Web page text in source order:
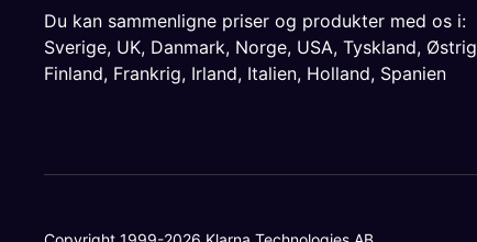
Du kan sammenligne priser og produkter med os i:
Sverige, UK, Danmark, Norge, USA, Tyskland, Østrig
Finland, Frankrig, Irland, Italien, Holland, Spanien